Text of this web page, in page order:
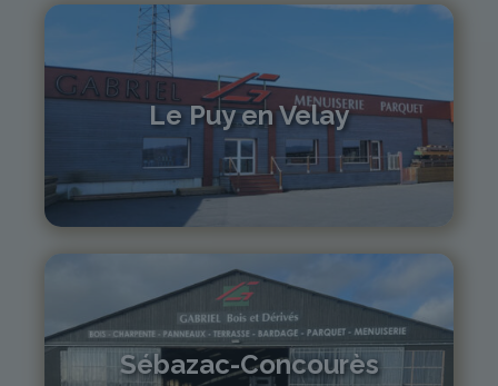
Le Puy en Velay
04 71 01 13 30
lepuy@gabriel-sa.fr
Sébazac-Concourès